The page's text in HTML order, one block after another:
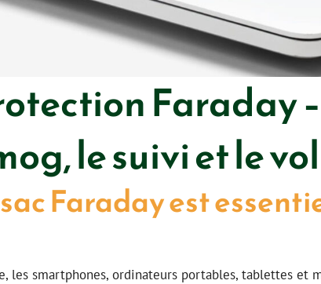
Faraday
le suivi et le
Faraday est
les smartphones, ordinateurs portables, tablettes